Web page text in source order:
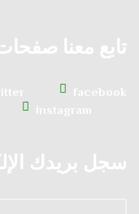
تابع معنا
facebook
instagram
سجل بريدك